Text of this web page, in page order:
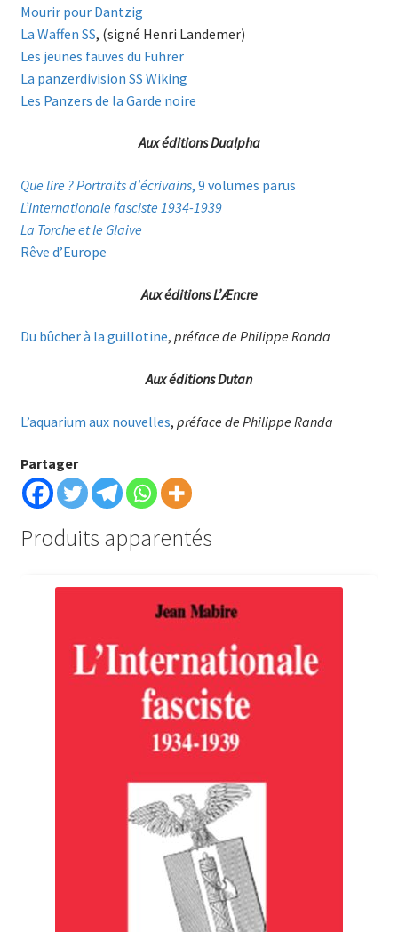
Mourir pour Dantzig
La Waffen SS, (signé Henri Landemer)
Les jeunes fauves du Führer
La panzerdivision SS Wiking
Les Panzers de la Garde noire
Aux éditions Dualpha
Que lire ? Portraits d’écrivains, 9 volumes parus
L’Internationale fasciste 1934-1939
La Torche et le Glaive
Rêve d’Europe
Aux éditions L’Æncre
Du bûcher à la guillotine, préface de Philippe Randa
Aux éditions Dutan
L’aquarium aux nouvelles, préface de Philippe Randa
Partager
Produits apparentés